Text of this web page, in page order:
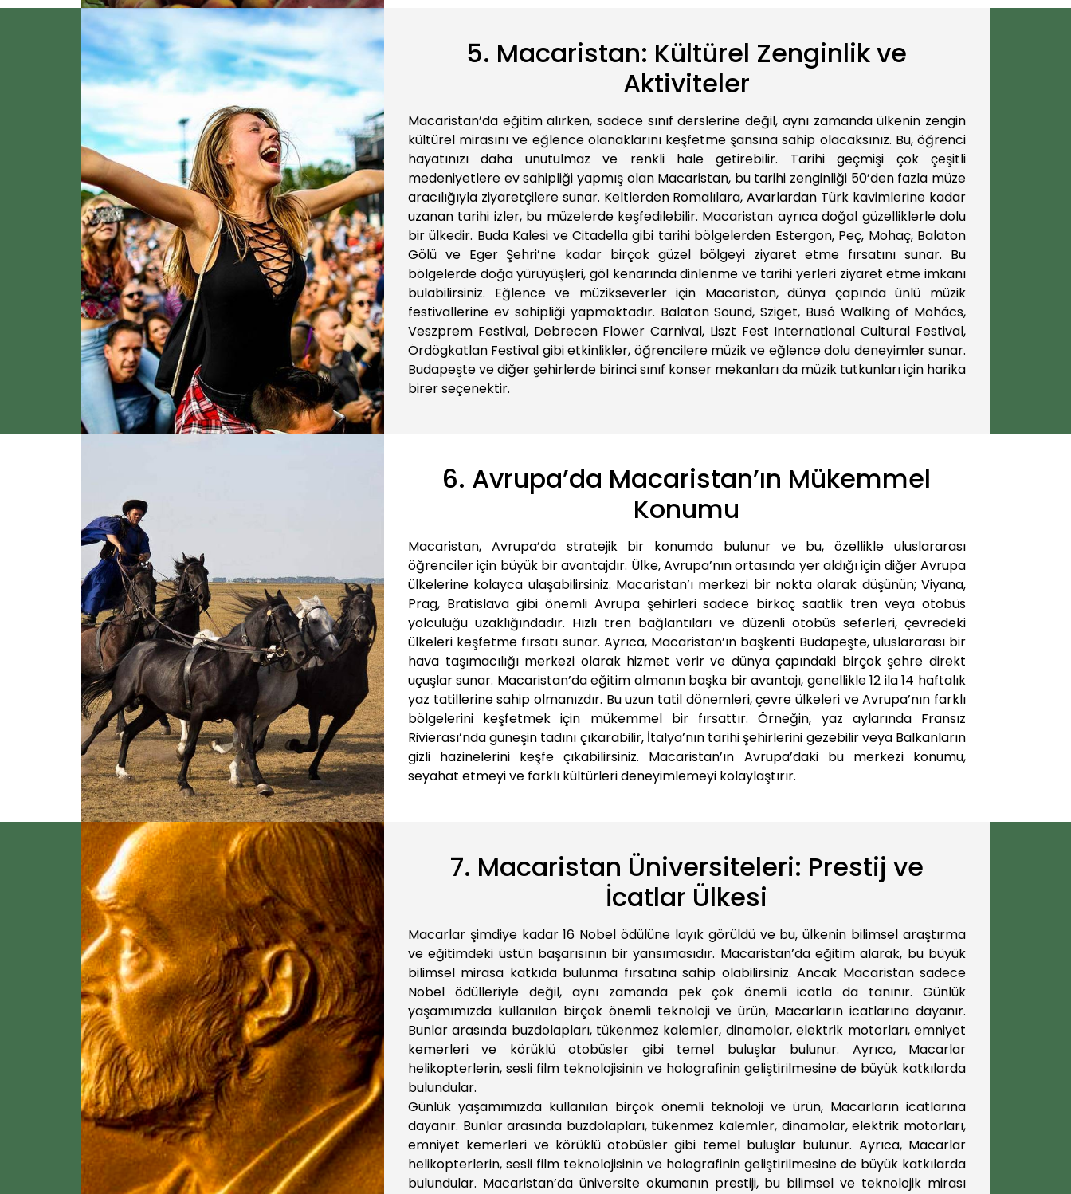
5. Macaristan: Kültürel Zenginlik ve
Aktiviteler
Macaristan’da eğitim alırken, sadece sınıf derslerine değil, aynı zamanda ülkenin zengin
kültürel mirasını ve eğlence olanaklarını keşfetme şansına sahip olacaksınız. Bu, öğrenci
hayatınızı daha unutulmaz ve renkli hale getirebilir. Tarihi geçmişi çok çeşitli
medeniyetlere ev sahipliği yapmış olan Macaristan, bu tarihi zenginliği 50’den fazla müze
aracılığıyla ziyaretçilere sunar. Keltlerden Romalılara, Avarlardan Türk kavimlerine kadar
uzanan tarihi izler, bu müzelerde keşfedilebilir. Macaristan ayrıca doğal güzelliklerle dolu
bir ülkedir. Buda Kalesi ve Citadella gibi tarihi bölgelerden Estergon, Peç, Mohaç, Balaton
Gölü ve Eger Şehri’ne kadar birçok güzel bölgeyi ziyaret etme fırsatını sunar. Bu
bölgelerde doğa yürüyüşleri, göl kenarında dinlenme ve tarihi yerleri ziyaret etme imkanı
bulabilirsiniz. Eğlence ve müzikseverler için Macaristan, dünya çapında ünlü müzik
festivallerine ev sahipliği yapmaktadır. Balaton Sound, Sziget, Busó Walking of Mohács,
Veszprem Festival, Debrecen Flower Carnival, Liszt Fest International Cultural Festival,
Ördögkatlan Festival gibi etkinlikler, öğrencilere müzik ve eğlence dolu deneyimler sunar.
Budapeşte ve diğer şehirlerde birinci sınıf konser mekanları da müzik tutkunları için harika
birer seçenektir.
6. Avrupa’da Macaristan’ın Mükemmel
Konumu
Macaristan, Avrupa’da stratejik bir konumda bulunur ve bu, özellikle uluslararası
öğrenciler için büyük bir avantajdır. Ülke, Avrupa’nın ortasında yer aldığı için diğer Avrupa
ülkelerine kolayca ulaşabilirsiniz. Macaristan’ı merkezi bir nokta olarak düşünün; Viyana,
Prag, Bratislava gibi önemli Avrupa şehirleri sadece birkaç saatlik tren veya otobüs
yolculuğu uzaklığındadır. Hızlı tren bağlantıları ve düzenli otobüs seferleri, çevredeki
ülkeleri keşfetme fırsatı sunar. Ayrıca, Macaristan’ın başkenti Budapeşte, uluslararası bir
hava taşımacılığı merkezi olarak hizmet verir ve dünya çapındaki birçok şehre direkt
uçuşlar sunar. Macaristan’da eğitim almanın başka bir avantajı, genellikle 12 ila 14 haftalık
yaz tatillerine sahip olmanızdır. Bu uzun tatil dönemleri, çevre ülkeleri ve Avrupa’nın farklı
bölgelerini keşfetmek için mükemmel bir fırsattır. Örneğin, yaz aylarında Fransız
Rivierası’nda güneşin tadını çıkarabilir, İtalya’nın tarihi şehirlerini gezebilir veya Balkanların
gizli hazinelerini keşfe çıkabilirsiniz. Macaristan’ın Avrupa’daki bu merkezi konumu,
seyahat etmeyi ve farklı kültürleri deneyimlemeyi kolaylaştırır.
7. Macaristan Üniversiteleri: Prestij ve
İcatlar Ülkesi
Macarlar şimdiye kadar 16 Nobel ödülüne layık görüldü ve bu, ülkenin bilimsel araştırma
ve eğitimdeki üstün başarısının bir yansımasıdır. Macaristan’da eğitim alarak, bu büyük
bilimsel mirasa katkıda bulunma fırsatına sahip olabilirsiniz. Ancak Macaristan sadece
Nobel ödülleriyle değil, aynı zamanda pek çok önemli icatla da tanınır. Günlük
yaşamımızda kullanılan birçok önemli teknoloji ve ürün, Macarların icatlarına dayanır.
Bunlar arasında buzdolapları, tükenmez kalemler, dinamolar, elektrik motorları, emniyet
kemerleri ve körüklü otobüsler gibi temel buluşlar bulunur. Ayrıca, Macarlar
helikopterlerin, sesli film teknolojisinin ve holografinin geliştirilmesine de büyük katkılarda
bulundular.
Günlük yaşamımızda kullanılan birçok önemli teknoloji ve ürün, Macarların icatlarına
dayanır. Bunlar arasında buzdolapları, tükenmez kalemler, dinamolar, elektrik motorları,
emniyet kemerleri ve körüklü otobüsler gibi temel buluşlar bulunur. Ayrıca, Macarlar
helikopterlerin, sesli film teknolojisinin ve holografinin geliştirilmesine de büyük katkılarda
bulundular. Macaristan’da üniversite okumanın prestiji, bu bilimsel ve teknolojik mirası